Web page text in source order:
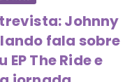
Johnny
fala sobre
EP The Ride e